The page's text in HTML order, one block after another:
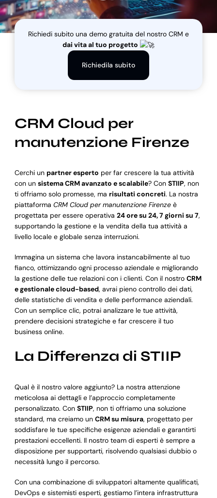
Blog
Richiedi subito una demo gratuita del nostro CRM e
dai vita al tuo progetto
Richiedila subito
CRM Cloud per
manutenzione Firenze
Cerchi un partner esperto per far crescere la tua attività
con un sistema CRM avanzato e scalabile? Con STIIP, non
ti offriamo solo promesse, ma risultati concreti. La nostra
piattaforma CRM Cloud per manutenzione Firenzeè
progettata per essere operativa 24 ore su 24, 7 giorni su 7,
supportando la gestione e la vendita della tua attività a
livello locale e globale senza interruzioni.
Immagina un sistema che lavora instancabilmente al tuo
fianco, ottimizzando ogni processo aziendale e migliorando
la gestione delle tue relazioni con i clienti. Con il nostro CRM
e gestionale cloud-based, avrai pieno controllo dei dati,
delle statistiche di vendita e delle performance aziendali.
Con un semplice clic, potrai analizzare le tue attività,
prendere decisioni strategiche e far crescere il tuo
business online.
La Differenza di STIIP
Qual è il nostro valore aggiunto? La nostra attenzione
meticolosa ai dettagli e l’approccio completamente
personalizzato. Con STIIP, non ti offriamo una soluzione
standard, ma creiamo un CRM su misura, progettato per
soddisfare le tue specifiche esigenze aziendali e garantirti
prestazioni eccellenti. Il nostro team di esperti è sempre a
disposizione per supportarti, risolvendo qualsiasi dubbio o
necessità lungo il percorso.
Con una combinazione di sviluppatori altamente qualificati,
DevOps e sistemisti esperti, gestiamo l’intera infrastruttura